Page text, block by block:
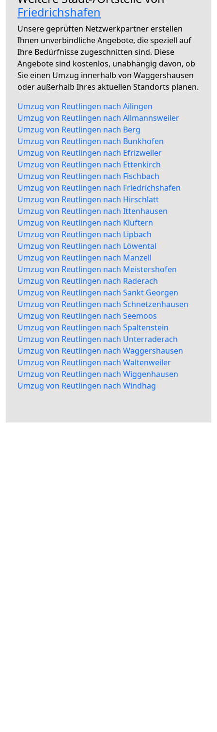
Friedrichshafen
Unsere geprüften Netzwerkpartner erstellen
Ihnen unverbindliche Angebote, die speziell auf
Ihre Bedürfnisse zugeschnitten sind. Diese
Angebote sind kostenlos, unabhängig davon, ob
Sie einen Umzug innerhalb von Waggershausen
oder außerhalb Ihres aktuellen Standorts planen.
Umzug von Reutlingen nach Ailingen
Umzug von Reutlingen nach Allmannsweiler
Umzug von Reutlingen nach Berg
Umzug von Reutlingen nach Bunkhofen
Umzug von Reutlingen nach Efrizweiler
Umzug von Reutlingen nach Ettenkirch
Umzug von Reutlingen nach Fischbach
Umzug von Reutlingen nach Friedrichshafen
Umzug von Reutlingen nach Hirschlatt
Umzug von Reutlingen nach Ittenhausen
Umzug von Reutlingen nach Kluftern
Umzug von Reutlingen nach Lipbach
Umzug von Reutlingen nach Löwental
Umzug von Reutlingen nach Manzell
Umzug von Reutlingen nach Meistershofen
Umzug von Reutlingen nach Raderach
Umzug von Reutlingen nach Sankt Georgen
Umzug von Reutlingen nach Schnetzenhausen
Umzug von Reutlingen nach Seemoos
Umzug von Reutlingen nach Spaltenstein
Umzug von Reutlingen nach Unterraderach
Umzug von Reutlingen nach Waggershausen
Umzug von Reutlingen nach Waltenweiler
Umzug von Reutlingen nach Wiggenhausen
Umzug von Reutlingen nach Windhag